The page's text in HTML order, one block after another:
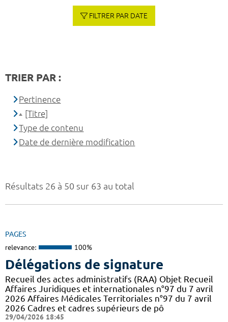
Résultats 26 à 50 sur 63 au total
PAGES
relevance: 100%
Délégations de signature
Recueil des actes administratifs (RAA) Objet Recueil
Affaires Juridiques et internationales n°97 du 7 avril
2026 Affaires Médicales Territoriales n°97 du 7 avril
2026 Cadres et cadres supérieurs de pô
29/04/2026 18:45
FILTRER PAR DATE
TRIER PAR :
Pertinence
[Titre]
Type de contenu
Date de dernière modification